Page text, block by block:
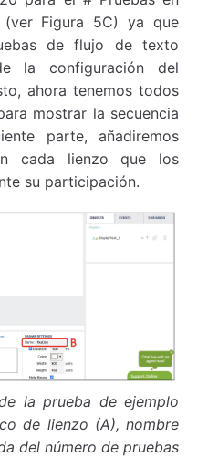
(ver Figura 5C) ya que
de flujo de texto
la configuración del
ahora tenemos todos
mostrar la secuencia
parte, añadiremos
cada lienzo que los
su participación.
la prueba de ejemplo
de lienzo (A), nombre
del número de pruebas